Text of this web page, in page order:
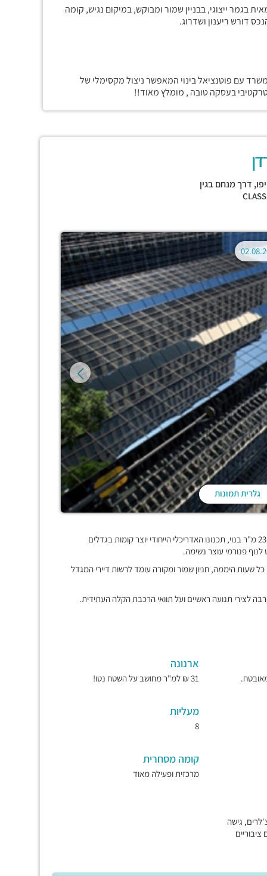
בגמר ייצוגי, בבניין שמור ומבוקש, במיקום נגיש, קומה
עם פוטנציאל בינוי המאפשר ניצול מקסימלי של
בעסקה טובה , מומלץ מאוד!!
, דרך מנחם בגין
גלרית תמונות
"בית קרדן" הינו מגדל משרדים בן 20 קומות הבנוי על שטח של כ-23,000 מ"ר בנוי, תכנונו האדריכלי הייחודי יוצר קומות בגדלים
לנוף פנורמי עוצר נשימה.
שעות היממה, חניון שמור ומקורה עומד לרשות דיירי המגדל
לצירי תנועה ראשיים ועל תוואי הרכבת הקלה העתידית.
ארנונה
31 ₪ למ"ר מחושב על השטח נטו!
מעליות
8
קומה מסחרית
מרכזית ופעילה מאוד
גישה